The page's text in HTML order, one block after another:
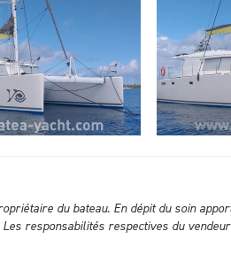
du bateau. En dépit du soin
responsabilités respectives du